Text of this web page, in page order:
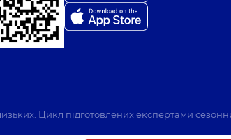
Цикл підготовлених експертами